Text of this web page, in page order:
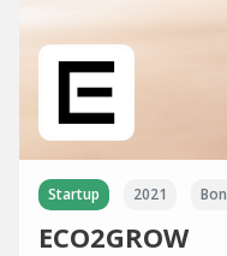
Startup 2021
ECO2GROW